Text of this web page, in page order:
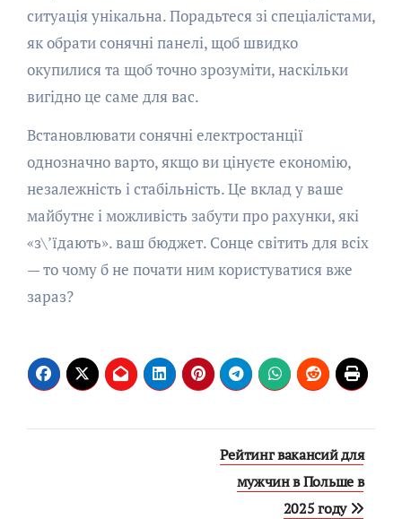
ситуація унікальна. Порадьтеся зі спеціалістами,
як обрати сонячні панелі, щоб швидко
окупилися та щоб точно зрозуміти, наскільки
вигідно це саме для вас.
Встановлювати сонячні електростанції
однозначно варто, якщо ви цінуєте економію,
незалежність і стабільність. Це вклад у ваше
майбутнє і можливість забути про рахунки, які
«з\’їдають». ваш бюджет. Сонце світить для всіх
— то чому б не почати ним користуватися вже
зараз?
Рейтинг вакансий для
мужчин в Польше в
2025 году